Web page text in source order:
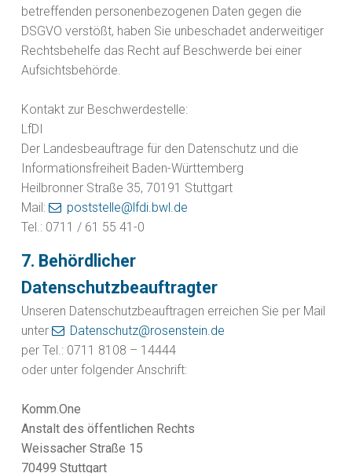
betreffenden personenbezogenen Daten gegen die
DSGVO verstößt, haben Sie unbeschadet anderweitiger
Rechtsbehelfe das Recht auf Beschwerde bei einer
Aufsichtsbehörde.
Kontakt zur Beschwerdestelle:
LfDI
Der Landesbeauftrage für den Datenschutz und die
Informationsfreiheit Baden-Württemberg
Heilbronner Straße 35, 70191 Stuttgart
Mail:
poststelle@lfdi.bwl.de
Tel.: 0711 / 61 55 41-0
7. Behördlicher
Datenschutzbeauftragter
Unseren Datenschutzbeauftragen erreichen Sie per Mail
unter
Datenschutz@rosenstein.de
per Tel.: 0711 8108 – 14444
oder unter folgender Anschrift:
Komm.One
Anstalt des öffentlichen Rechts
Weissacher Straße 15
70499 Stuttgart